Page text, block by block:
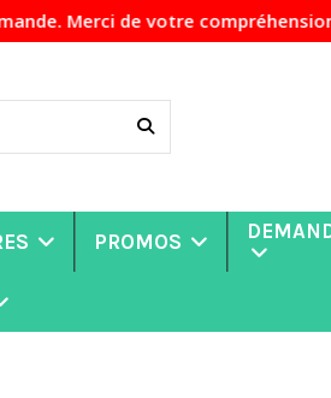
de votre compréhension.
PROMOS